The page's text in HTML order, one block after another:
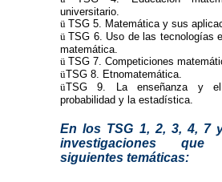
universitario.
ü TSG 5. Matemática y sus
üTSG 6. Uso de las tecnologías
matemática.
ü TSG 7. Competiciones
üTSG 8. Etnomatemática.
üTSG 9. La enseñanza y
probabilidad y la estadística.
En los TSG 1, 2, 3, 4, 7
investigaciones
siguientes temáticas: